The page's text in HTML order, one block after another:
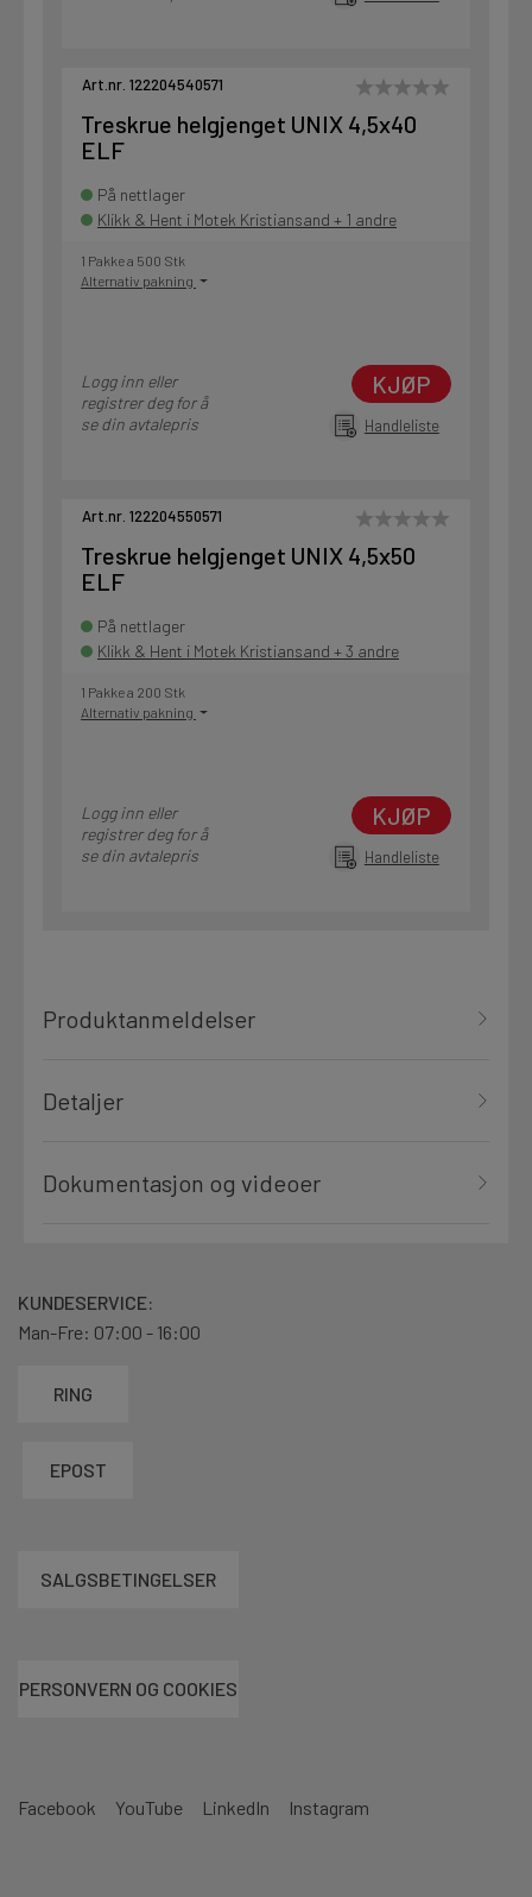
Art.nr. 122204540571
Treskrue helgjenget UNIX 4,5x40
ELF
På nettlager
Klikk & Hent i Motek Kristiansand + 1 andre
1 Pakke a 500 Stk
Alternativ pakning
Logg inn eller
registrer deg for å
se din avtalepris
KJØP
Handleliste
Art.nr. 122204550571
Treskrue helgjenget UNIX 4,5x50
ELF
På nettlager
Klikk & Hent i Motek Kristiansand + 3 andre
1 Pakke a 200 Stk
Alternativ pakning
Logg inn eller
registrer deg for å
se din avtalepris
KJØP
Handleliste
Produktanmeldelser
Detaljer
Dokumentasjon og videoer
Facebook YouTube LinkedIn Instagram
KUNDESERVICE:
Man-Fre: 07:00 - 16:00
RING
EPOST
SALGSBETINGELSER
PERSONVERN OG COOKIES